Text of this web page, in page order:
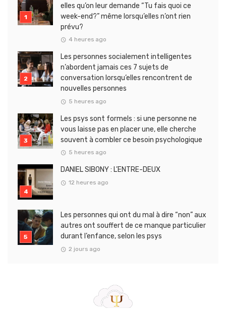
elles qu’on leur demande “Tu fais quoi ce
week-end?” même lorsqu’elles n’ont rien
prévu?
4 heures ago
Les personnes socialement intelligentes
n’abordent jamais ces 7 sujets de
conversation lorsqu’elles rencontrent de
nouvelles personnes
5 heures ago
Les psys sont formels : si une personne ne
vous laisse pas en placer une, elle cherche
souvent à combler ce besoin psychologique
5 heures ago
DANIEL SIBONY : L’ENTRE-DEUX
12 heures ago
Les personnes qui ont du mal à dire “non” aux
autres ont souffert de ce manque particulier
durant l’enfance, selon les psys
2 jours ago